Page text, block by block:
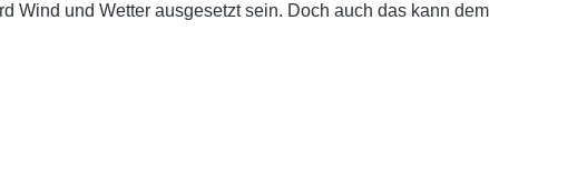
Wind und Wetter ausgesetzt sein. Doch auch das kann dem